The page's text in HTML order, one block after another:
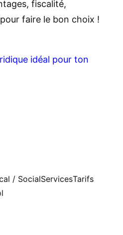
fiscalité,
faire le bon choix !
/ SocialServicesTarifs